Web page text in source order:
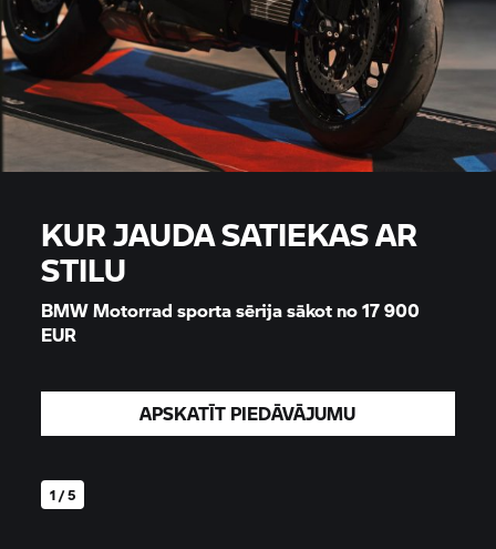
1 / 5
KUR JAUDA SATIEKAS AR
STILU
BMW Motorrad sporta sērija sākot no 17 900
EUR
APSKATĪT PIEDĀVĀJUMU